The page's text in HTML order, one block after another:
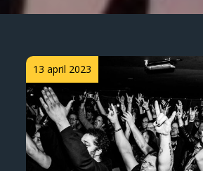
Posted
on
13 april 2023